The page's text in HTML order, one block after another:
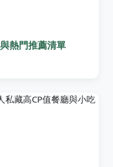
熱門推薦清單